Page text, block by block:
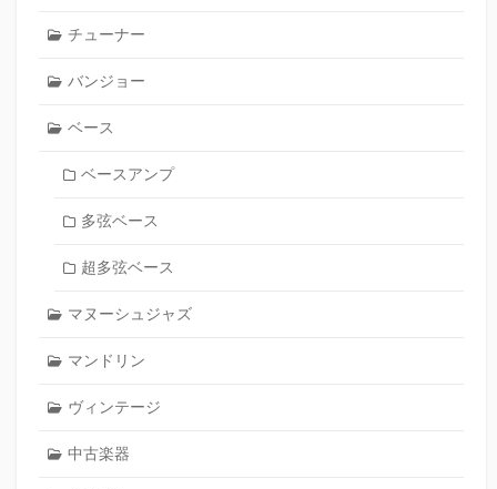
チューナー
バンジョー
ベース
ベースアンプ
多弦ベース
超多弦ベース
マヌーシュジャズ
マンドリン
ヴィンテージ
中古楽器